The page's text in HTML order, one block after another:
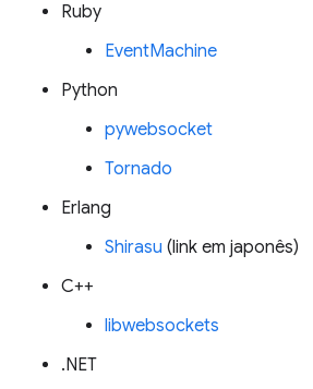
Ruby
EventMachine
Python
pywebsocket
Tornado
Erlang
Shirasu (link em japonês)
C++
libwebsockets
.NET